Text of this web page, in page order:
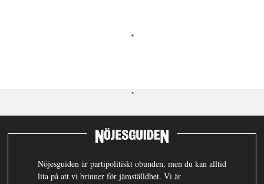
Nöjesguiden är partipolitiskt obunden, men du kan alltid
lita på att vi brinner för jämställdhet. Vi är